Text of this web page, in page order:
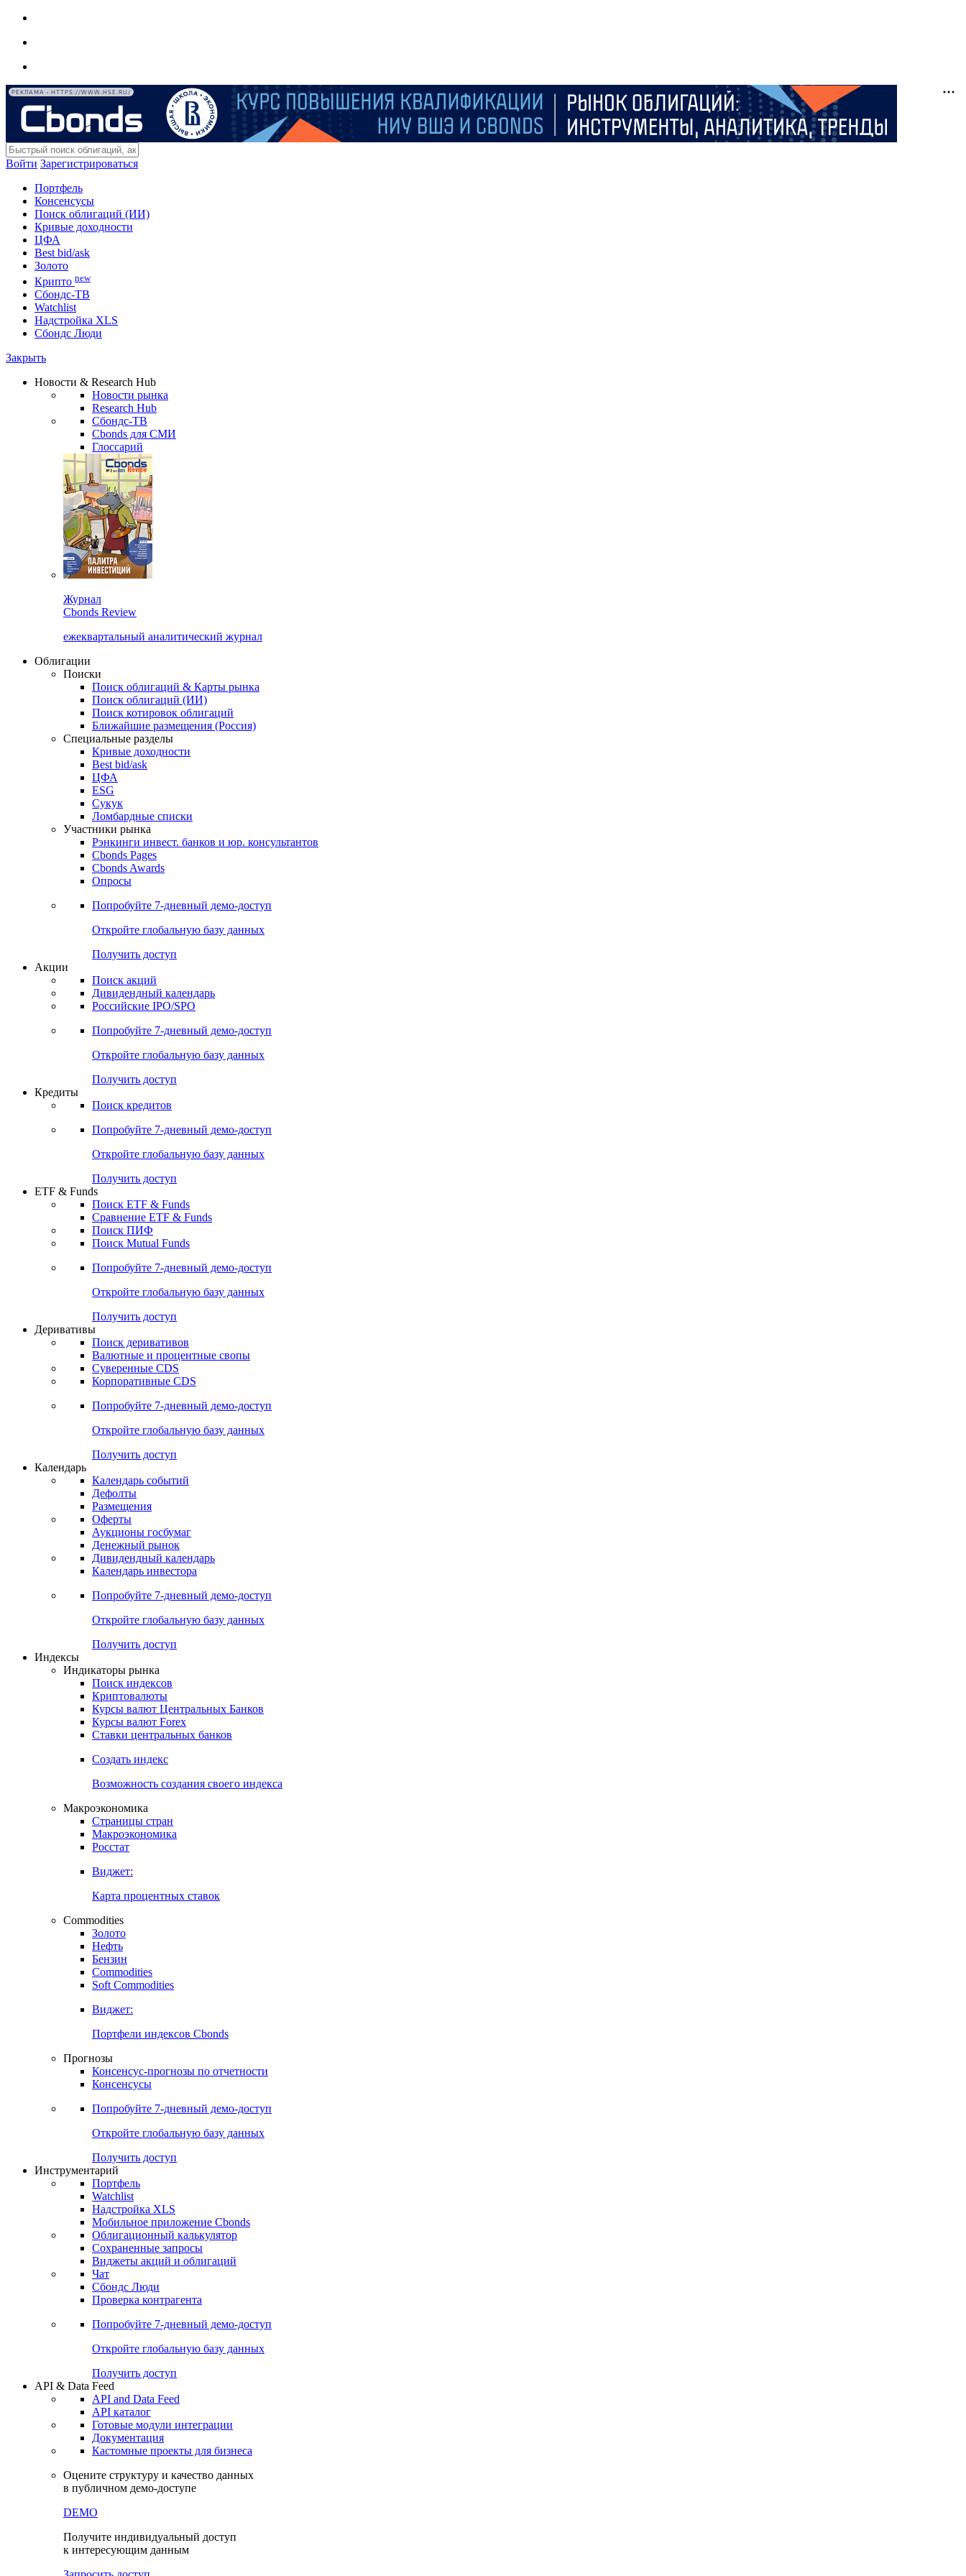
РЕКЛАМА • HTTPS://WWW.HSE.RU/
Войти Зарегистрироваться
Портфель
Консенсусы
Поиск облигаций (ИИ)
Кривые доходности
ЦФА
Best bid/ask
Золото
Крипто new
Сбондс-ТВ
Watchlist
Надстройка XLS
Сбондс Люди
Закрыть
Новости & Research Hub
Новости рынка
Research Hub
Сбондс-ТВ
Cbonds для СМИ
Глоссарий
Журнал
Cbonds Review
ежеквартальный аналитический журнал
Облигации
Поиски
Поиск облигаций & Карты рынка
Поиск облигаций (ИИ)
Поиск котировок облигаций
Ближайшие размещения (Россия)
Специальные разделы
Кривые доходности
Best bid/ask
ЦФА
ESG
Сукук
Ломбардные списки
Участники рынка
Рэнкинги инвест. банков и юр. консультантов
Cbonds Pages
Cbonds Awards
Опросы
Попробуйте 7-дневный демо-доступ
Откройте глобальную базу данных
Получить доступ
Акции
Поиск акций
Дивидендный календарь
Российские IPO/SPO
Попробуйте 7-дневный демо-доступ
Откройте глобальную базу данных
Получить доступ
Кредиты
Поиск кредитов
Попробуйте 7-дневный демо-доступ
Откройте глобальную базу данных
Получить доступ
ETF & Funds
Поиск ETF & Funds
Сравнение ETF & Funds
Поиск ПИФ
Поиск Mutual Funds
Попробуйте 7-дневный демо-доступ
Откройте глобальную базу данных
Получить доступ
Деривативы
Поиск деривативов
Валютные и процентные свопы
Суверенные CDS
Корпоративные CDS
Попробуйте 7-дневный демо-доступ
Откройте глобальную базу данных
Получить доступ
Календарь
Календарь событий
Дефолты
Размещения
Оферты
Аукционы госбумаг
Денежный рынок
Дивидендный календарь
Календарь инвестора
Попробуйте 7-дневный демо-доступ
Откройте глобальную базу данных
Получить доступ
Индексы
Индикаторы рынка
Поиск индексов
Криптовалюты
Курсы валют Центральных Банков
Курсы валют Forex
Ставки центральных банков
Создать индекс
Возможность создания своего индекса
Макроэкономика
Страницы стран
Макроэкономика
Росстат
Виджет:
Карта процентных ставок
Commodities
Золото
Нефть
Бензин
Commodities
Soft Commodities
Виджет:
Портфели индексов Cbonds
Прогнозы
Консенсус-прогнозы по отчетности
Консенсусы
Попробуйте 7-дневный демо-доступ
Откройте глобальную базу данных
Получить доступ
Инструментарий
Портфель
Watchlist
Надстройка XLS
Мобильное приложение Cbonds
Облигационный калькулятор
Сохраненные запросы
Виджеты акций и облигаций
Чат
Сбондс Люди
Проверка контрагента
Попробуйте 7-дневный демо-доступ
Откройте глобальную базу данных
Получить доступ
API & Data Feed
API and Data Feed
API каталог
Готовые модули интеграции
Документация
Кастомные проекты для бизнеса
Оцените структуру и качество данных
в публичном демо-доступе
DEMO
Получите индивидуальный доступ
к интересующим данным